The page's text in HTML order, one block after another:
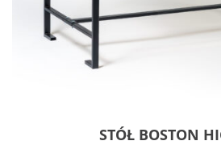
STÓŁ BOSTON